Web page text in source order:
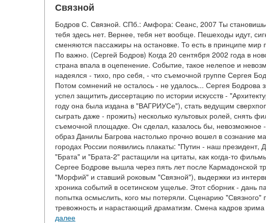
Связной
Бодров С. Связной. СПб.: Амфора: Сеанс, 2007 Ты
тебя здесь нет. Вернее, тебя нет вообще. Пешеходы идут,
сменяются пассажиры на остановке. То есть в принципе мир
По важно. (Сергей Бодров) Когда 20 сентября 2002 года в
страна впала в оцепенение. Событие, такое нелепое и
надеялся - тихо, про себя, - что съемочной группе Сергея
Потом сомнений не осталось - не удалось... Сергея
успел защитить диссертацию по истории искусств -
году она была издана в "ВАГРИУСе"), стать ведущим
сыграть даже - прожить) несколько культовых ролей, снять
съемочной площадке. Он сделал, казалось бы, невозможное
образ Данилы Багрова настолько прочно вошел в сознание
городах России появились плакаты: "Путин - наш
"Брата" и "Брата-2" растащили на цитаты, как когда-то
Сергее Бодрове вышла через пять лет после Кармадонской
"Морфий" и ставший роковым "Связной"), выдержки из
хроника событий в осетинском ущелье. Этот сборник - дань
попытка осмыслить, кого мы потеряли. Сценарию "Связного"
тревожность и нарастающий драматизм. Смена кадров
далее